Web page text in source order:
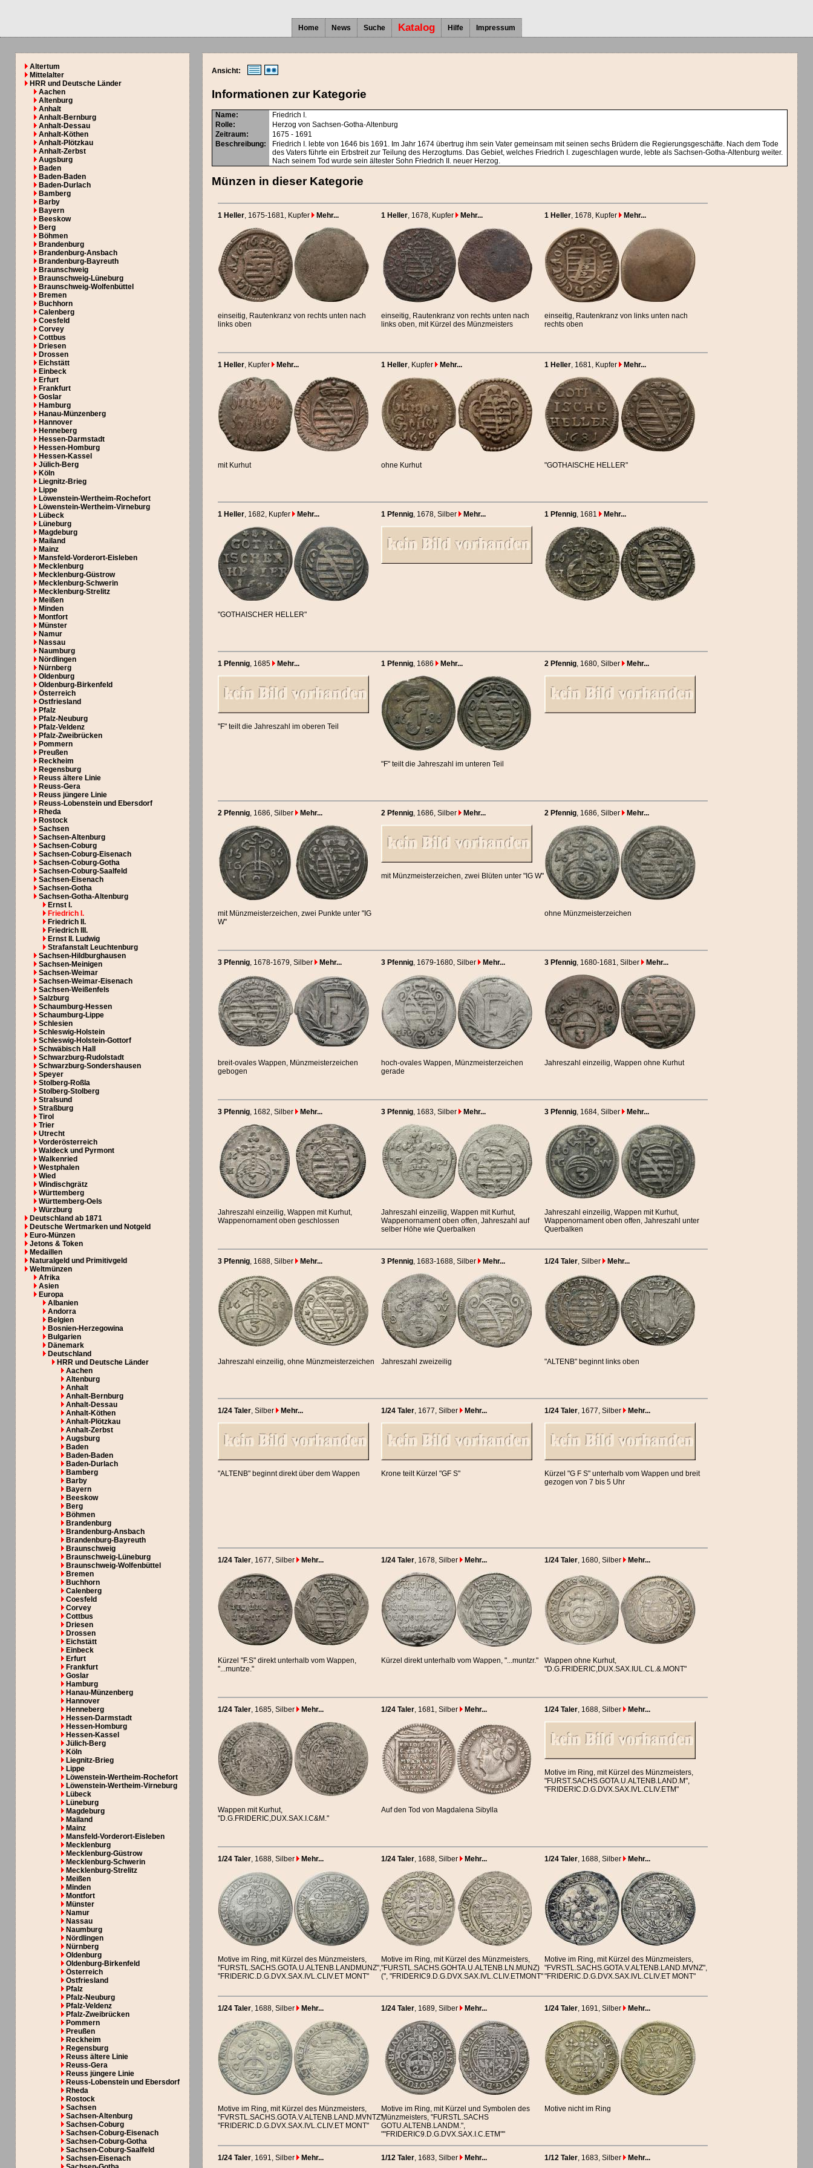
Home News Suche Katalog Hilfe Impressum
Altertum
Mittelalter
HRR und Deutsche Länder
Aachen
Altenburg
Anhalt
Anhalt-Bernburg
Anhalt-Dessau
Anhalt-Köthen
Anhalt-Plötzkau
Anhalt-Zerbst
Augsburg
Baden
Baden-Baden
Baden-Durlach
Bamberg
Barby
Bayern
Beeskow
Berg
Böhmen
Brandenburg
Brandenburg-Ansbach
Brandenburg-Bayreuth
Braunschweig
Braunschweig-Lüneburg
Braunschweig-Wolfenbüttel
Bremen
Buchhorn
Calenberg
Coesfeld
Corvey
Cottbus
Driesen
Drossen
Eichstätt
Einbeck
Erfurt
Frankfurt
Goslar
Hamburg
Hanau-Münzenberg
Hannover
Henneberg
Hessen-Darmstadt
Hessen-Homburg
Hessen-Kassel
Jülich-Berg
Köln
Liegnitz-Brieg
Lippe
Löwenstein-Wertheim-Rochefort
Löwenstein-Wertheim-Virneburg
Lübeck
Lüneburg
Magdeburg
Mailand
Mainz
Mansfeld-Vorderort-Eisleben
Mecklenburg
Mecklenburg-Güstrow
Mecklenburg-Schwerin
Mecklenburg-Strelitz
Meißen
Minden
Montfort
Münster
Namur
Nassau
Naumburg
Nördlingen
Nürnberg
Oldenburg
Oldenburg-Birkenfeld
Österreich
Ostfriesland
Pfalz
Pfalz-Neuburg
Pfalz-Veldenz
Pfalz-Zweibrücken
Pommern
Preußen
Reckheim
Regensburg
Reuss ältere Linie
Reuss-Gera
Reuss jüngere Linie
Reuss-Lobenstein und Ebersdorf
Rheda
Rostock
Sachsen
Sachsen-Altenburg
Sachsen-Coburg
Sachsen-Coburg-Eisenach
Sachsen-Coburg-Gotha
Sachsen-Coburg-Saalfeld
Sachsen-Eisenach
Sachsen-Gotha
Sachsen-Gotha-Altenburg
Ernst I.
Friedrich I.
Friedrich II.
Friedrich III.
Ernst II. Ludwig
Strafanstalt Leuchtenburg
Sachsen-Hildburghausen
Sachsen-Meinigen
Sachsen-Weimar
Sachsen-Weimar-Eisenach
Sachsen-Weißenfels
Salzburg
Schaumburg-Hessen
Schaumburg-Lippe
Schlesien
Schleswig-Holstein
Schleswig-Holstein-Gottorf
Schwäbisch Hall
Schwarzburg-Rudolstadt
Schwarzburg-Sondershausen
Speyer
Stolberg-Roßla
Stolberg-Stolberg
Stralsund
Straßburg
Tirol
Trier
Utrecht
Vorderösterreich
Waldeck und Pyrmont
Walkenried
Westphalen
Wied
Windischgrätz
Württemberg
Württemberg-Oels
Würzburg
Deutschland ab 1871
Deutsche Wertmarken und Notgeld
Euro-Münzen
Jetons & Token
Medaillen
Naturalgeld und Primitivgeld
Weltmünzen
Afrika
Asien
Europa
Albanien
Andorra
Belgien
Bosnien-Herzegowina
Bulgarien
Dänemark
Deutschland
HRR und Deutsche Länder
Aachen
Altenburg
Anhalt
Anhalt-Bernburg
Anhalt-Dessau
Anhalt-Köthen
Anhalt-Plötzkau
Anhalt-Zerbst
Augsburg
Baden
Baden-Baden
Baden-Durlach
Bamberg
Barby
Bayern
Beeskow
Berg
Böhmen
Brandenburg
Brandenburg-Ansbach
Brandenburg-Bayreuth
Braunschweig
Braunschweig-Lüneburg
Braunschweig-Wolfenbüttel
Bremen
Buchhorn
Calenberg
Coesfeld
Corvey
Cottbus
Driesen
Drossen
Eichstätt
Einbeck
Erfurt
Frankfurt
Goslar
Hamburg
Hanau-Münzenberg
Hannover
Henneberg
Hessen-Darmstadt
Hessen-Homburg
Hessen-Kassel
Jülich-Berg
Köln
Liegnitz-Brieg
Lippe
Löwenstein-Wertheim-Rochefort
Löwenstein-Wertheim-Virneburg
Lübeck
Lüneburg
Magdeburg
Mailand
Mainz
Mansfeld-Vorderort-Eisleben
Mecklenburg
Mecklenburg-Güstrow
Mecklenburg-Schwerin
Mecklenburg-Strelitz
Meißen
Minden
Montfort
Münster
Namur
Nassau
Naumburg
Nördlingen
Nürnberg
Oldenburg
Oldenburg-Birkenfeld
Österreich
Ostfriesland
Pfalz
Pfalz-Neuburg
Pfalz-Veldenz
Pfalz-Zweibrücken
Pommern
Preußen
Reckheim
Regensburg
Reuss ältere Linie
Reuss-Gera
Reuss jüngere Linie
Reuss-Lobenstein und Ebersdorf
Rheda
Rostock
Sachsen
Sachsen-Altenburg
Sachsen-Coburg
Sachsen-Coburg-Eisenach
Sachsen-Coburg-Gotha
Sachsen-Coburg-Saalfeld
Sachsen-Eisenach
Ansicht:
Informationen zur Kategorie
Name:
Friedrich I.
Rolle:
Herzog von Sachsen-Gotha-Altenburg
Zeitraum:
1675 - 1691
Beschreibung:
Friedrich I. lebte von 1646 bis 1691. Im Jahr 1674 übertrug ihm sein Vater gemeinsam mit seinen sechs Brüdern die Regierungsgeschäfte. Nach dem Tode
des Vaters führte ein Erbstreit zur Teilung des Herzogtums. Das Gebiet, welches Friedrich I. zugeschlagen wurde, lebte als Sachsen-Gotha-Altenburg weiter.
Nach seinem Tod wurde sein ältester Sohn Friedrich II. neuer Herzog.
Münzen in dieser Kategorie
1 Heller, 1675-1681, Kupfer Mehr...
einseitig, Rautenkranz von rechts unten nach
links oben
1 Heller, 1678, Kupfer Mehr...
einseitig, Rautenkranz von rechts unten nach
links oben, mit Kürzel des Münzmeisters
1 Heller, 1678, Kupfer Mehr...
einseitig, Rautenkranz von links unten nach
rechts oben
1 Heller, Kupfer Mehr...
mit Kurhut
1 Heller, Kupfer Mehr...
ohne Kurhut
1 Heller, 1681, Kupfer Mehr...
"GOTHAISCHE HELLER"
1 Heller, 1682, Kupfer Mehr...
"GOTHAISCHER HELLER"
1 Pfennig, 1678, Silber Mehr... 1 Pfennig, 1681 Mehr...
1 Pfennig, 1685 Mehr...
"F" teilt die Jahreszahl im oberen Teil
1 Pfennig, 1686 Mehr...
"F" teilt die Jahreszahl im unteren Teil
2 Pfennig, 1680, Silber Mehr...
2 Pfennig, 1686, Silber Mehr...
mit Münzmeisterzeichen, zwei Punkte unter "IG
W"
2 Pfennig, 1686, Silber Mehr...
mit Münzmeisterzeichen, zwei Blüten unter "IG W"
2 Pfennig, 1686, Silber Mehr...
ohne Münzmeisterzeichen
3 Pfennig, 1678-1679, Silber Mehr...
breit-ovales Wappen, Münzmeisterzeichen
gebogen
3 Pfennig, 1679-1680, Silber Mehr...
hoch-ovales Wappen, Münzmeisterzeichen
gerade
3 Pfennig, 1680-1681, Silber Mehr...
Jahreszahl einzeilig, Wappen ohne Kurhut
3 Pfennig, 1682, Silber Mehr...
Jahreszahl einzeilig, Wappen mit Kurhut,
Wappenornament oben geschlossen
3 Pfennig, 1683, Silber Mehr...
Jahreszahl einzeilig, Wappen mit Kurhut,
Wappenornament oben offen, Jahreszahl auf
selber Höhe wie Querbalken
3 Pfennig, 1684, Silber Mehr...
Jahreszahl einzeilig, Wappen mit Kurhut,
Wappenornament oben offen, Jahreszahl unter
Querbalken
3 Pfennig, 1688, Silber Mehr...
Jahreszahl einzeilig, ohne Münzmeisterzeichen
3 Pfennig, 1683-1688, Silber Mehr...
Jahreszahl zweizeilig
1/24 Taler, Silber Mehr...
"ALTENB" beginnt links oben
1/24 Taler, Silber Mehr...
"ALTENB" beginnt direkt über dem Wappen
1/24 Taler, 1677, Silber Mehr...
Krone teilt Kürzel "GF S"
1/24 Taler, 1677, Silber Mehr...
Kürzel "G F S" unterhalb vom Wappen und breit
gezogen von 7 bis 5 Uhr
1/24 Taler, 1677, Silber Mehr...
Kürzel "F.S" direkt unterhalb vom Wappen,
"...muntze."
1/24 Taler, 1678, Silber Mehr...
Kürzel direkt unterhalb vom Wappen, "...muntzr."
1/24 Taler, 1680, Silber Mehr...
Wappen ohne Kurhut,
"D.G.FRIDERIC,DUX.SAX.IUL.CL.&.MONT"
1/24 Taler, 1685, Silber Mehr...
Wappen mit Kurhut,
"D.G.FRIDERIC,DUX.SAX.I.C&M."
1/24 Taler, 1681, Silber Mehr...
Auf den Tod von Magdalena Sibylla
1/24 Taler, 1688, Silber Mehr...
Motive im Ring, mit Kürzel des Münzmeisters,
"FURST.SACHS.GOTA.U.ALTENB.LAND.M",
"FRIDERIC.D.G.DVX.SAX.IVL.CLIV.ETM"
1/24 Taler, 1688, Silber Mehr...
Motive im Ring, mit Kürzel des Münzmeisters,
"FURSTL.SACHS.GOTA.U.ALTENB.LANDMUNZ",
"FRIDERIC.D.G.DVX.SAX.IVL.CLIV.ET MONT"
1/24 Taler, 1688, Silber Mehr...
Motive im Ring, mit Kürzel des Münzmeisters,
"FURSTL.SACHS.GOHTA.U.ALTENB.LN.MUNZ)
(", "FRIDERIC9.D.G.DVX.SAX.IVL.CLIV.ETMONT"
1/24 Taler, 1688, Silber Mehr...
Motive im Ring, mit Kürzel des Münzmeisters,
"FVRSTL.SACHS.GOTA.V.ALTENB.LAND.MVNZ",
"FRIDERIC.D.G.DVX.SAX.IVL.CLIV.ET MONT"
1/24 Taler, 1688, Silber Mehr...
Motive im Ring, mit Kürzel des Münzmeisters,
"FVRSTL.SACHS.GOTA.V.ALTENB.LAND.MVNTZ",
"FRIDERIC.D.G.DVX.SAX.IVL.CLIV.ET MONT"
1/24 Taler, 1689, Silber Mehr...
Motive im Ring, mit Kürzel und Symbolen des
Münzmeisters, "FURSTL.SACHS
GOTU.ALTENB.LANDM.",
""FRIDERIC9.D.G.DVX.SAX.I.C.ETM""
1/24 Taler, 1691, Silber Mehr...
Motive nicht im Ring
1/24 Taler, 1691, Silber Mehr... 1/12 Taler, 1683, Silber Mehr... 1/12 Taler, 1683, Silber Mehr...